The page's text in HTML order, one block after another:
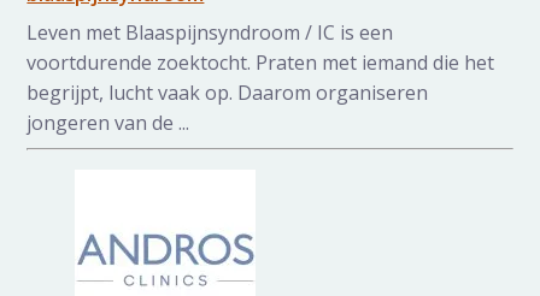
Leven met Blaaspijnsyndroom / IC is een
voortdurende zoektocht. Praten met iemand die het
begrijpt, lucht vaak op. Daarom organiseren
jongeren van de ...